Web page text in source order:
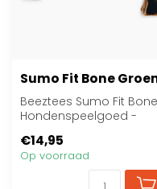
Sumo Fit Bone
Beeztees Sumo Fit
Hondenspeelgoed -
cm
€14,95
Op voorraad